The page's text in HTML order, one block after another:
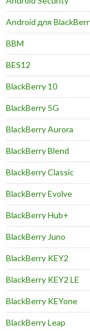
Android для
BBM
BES12
BlackBerry 10
BlackBerry 5G
BlackBerry Aurora
BlackBerry Blend
BlackBerry Classic
BlackBerry Evolve
BlackBerry Hub+
BlackBerry Juno
BlackBerry KEY2
BlackBerry KEY2 LE
BlackBerry KEYone
BlackBerry Leap